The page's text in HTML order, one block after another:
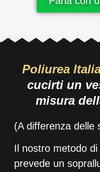
Poliurea
cucirti un
misura
(A differenza delle
Il nostro metodo
prevede un